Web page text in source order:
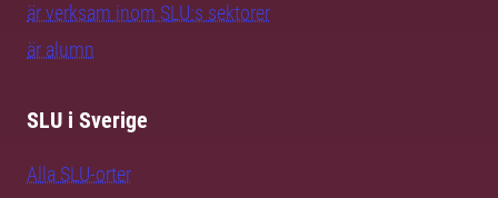
är verksam inom SLU:s sektorer
är alumn
SLU i Sverige
Alla SLU-orter